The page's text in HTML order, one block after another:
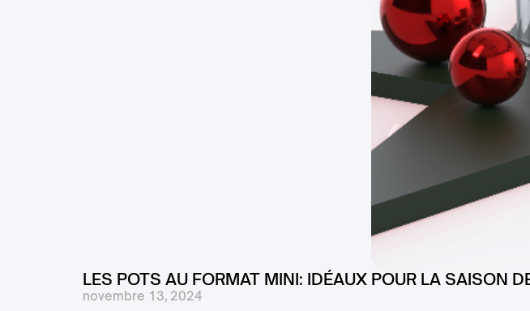
LES POTS AU FORMAT MINI: IDÉAUX POUR LA SAISON
novembre 13, 2024